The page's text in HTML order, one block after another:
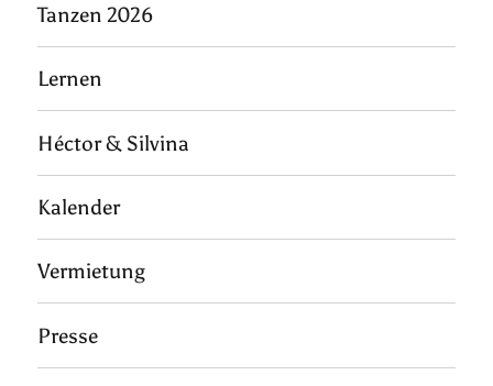
Tanzen 2026
Lernen
Héctor & Silvina
Kalender
Vermietung
Presse